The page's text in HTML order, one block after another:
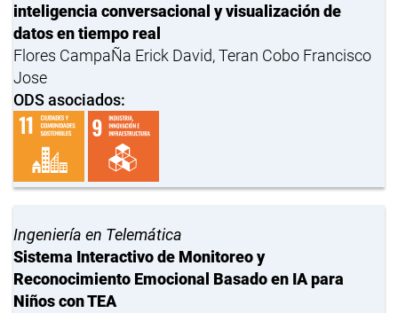
inteligencia conversacional y visualización de
datos en tiempo real
Flores CampaÑa Erick David, Teran Cobo Francisco
Jose
ODS asociados:
Ingeniería en Telemática
Sistema Interactivo de Monitoreo y
Reconocimiento Emocional Basado en IA para
Niños con TEA